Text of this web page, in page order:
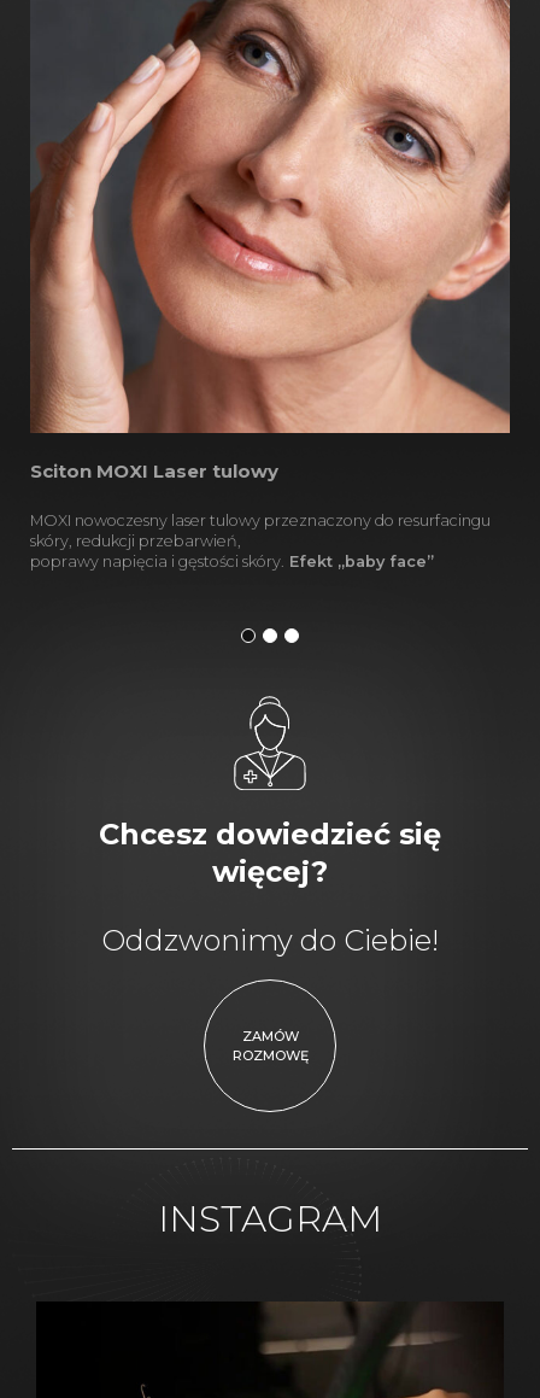
Sciton MOXI Laser tulowy
MOXI nowoczesny laser tulowy przeznaczony do resurfacingu
skóry, redukcji przebarwień,
poprawy napięcia i gęstości skóry. Efekt „baby face”
Chcesz dowiedzieć się
więcej?
Oddzwonimy do Ciebie!
ZAMÓW
ROZMOWĘ
INSTAGRAM